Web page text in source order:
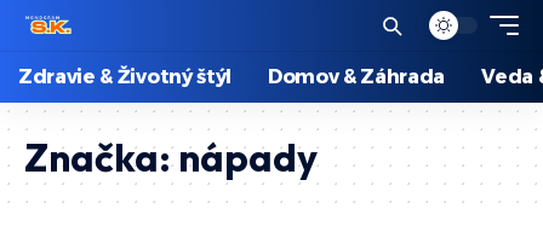
Zdravie & Životný štýl Domov & Záhrada Veda
Značka:nápady